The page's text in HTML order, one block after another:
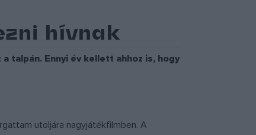
hívnak
talpán. Ennyi év kellett ahhoz is, hogy
utoljára nagyjátékfilmben. A